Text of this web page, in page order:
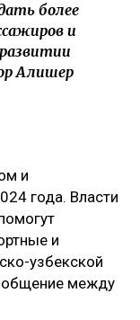
более
и
Алишер
и
года. Власти
и
узбекской
между